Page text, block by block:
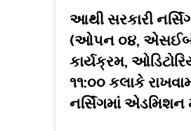
આથી સરકારી
(ઓપન ૦૪,
કાર્યક્રમ,
૧૧:૦૦ કલાકે
નર્સિંગમાં